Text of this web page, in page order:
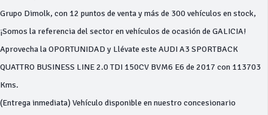
Grupo Dimolk, con 12 puntos de venta y más de 300 vehículos en stock,
¡Somos la referencia del sector en vehículos de ocasión de GALICIA!
Aprovecha la OPORTUNIDAD y Llévate este AUDI A3 SPORTBACK
QUATTRO BUSINESS LINE 2.0 TDI 150CV BVM6 E6 de 2017 con 113703
Kms.
(Entrega inmediata) Vehículo disponible en nuestro concesionario